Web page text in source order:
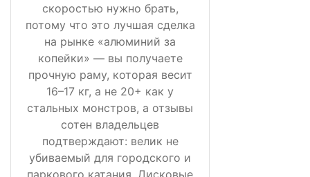
скоростью нужно брать,
потому что это лучшая сделка
на рынке «алюминий за
копейки» — вы получаете
прочную раму, которая весит
16–17 кг, а не 20+ как у
стальных монстров, а отзывы
сотен владельцев
подтверждают: велик не
убиваемый для городского и
паркового катания. Дисковые